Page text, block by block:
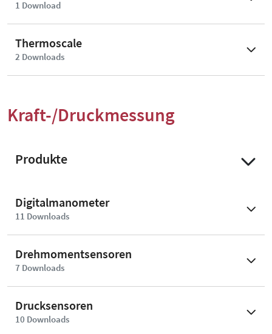
1 Download
Thermoscale
2 Downloads
Kraft-/Druckmessung
Produkte
Digitalmanometer
11 Downloads
Drehmomentsensoren
7 Downloads
Drucksensoren
10 Downloads